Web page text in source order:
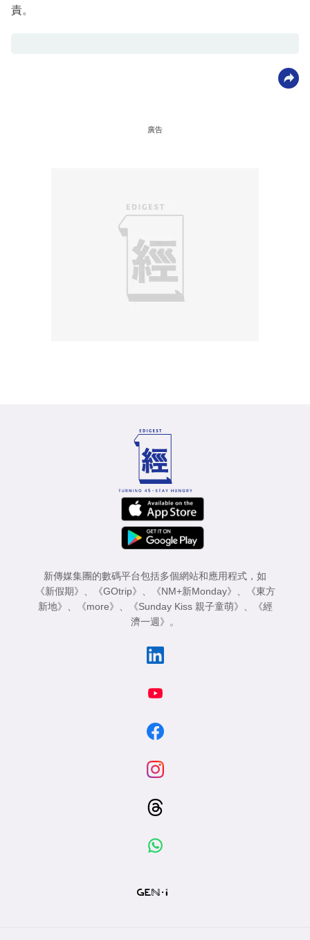
責。
廣告
新傳媒集團的數碼平台包括多個網站和應用程式，如
《新假期》
《GOtrip》 《NM+新Monday》
《東方
新地》
《more》 《Sunday Kiss 親子童萌》
《經
濟一週》
。